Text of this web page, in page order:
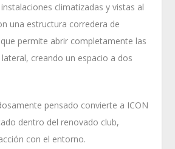
climatizadas y vistas al
una estructura corredera de
permite abrir completamente las
creando un espacio a dos
pensado convierte a ICON
dentro del renovado club,
con el entorno.